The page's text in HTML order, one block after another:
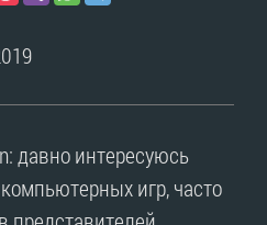
давно интересуюсь
игр, часто